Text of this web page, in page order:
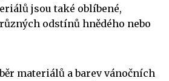
jsou také oblíbené,
odstínů hnědého nebo
materiálů a barev vánočních